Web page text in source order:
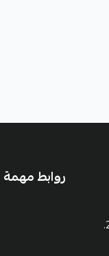
روابط مهمة